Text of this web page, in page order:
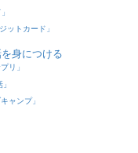
ットカード」
身につける
リ」
ャンプ」